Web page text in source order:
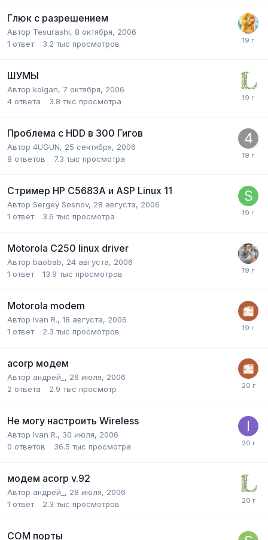
Глюк с разрешением
Автор Tesurashi, 8 октября, 2006
1 ответ 3.2 тыс просмотров
ШУМЫ
Автор kolgan, 7 октября, 2006
4 ответа 3.8 тыс просмотра
Проблема с HDD в 300 Гигов
Автор 4UGUN, 25 сентября, 2006
8 ответов 7.3 тыс просмотра
Стример HP C5683A и ASP Linux 11
Автор Sergey Sosnov, 28 августа, 2006
1 ответ 3.6 тыс просмотра
Motorola C250 linux driver
Автор baobab, 24 августа, 2006
1 ответ 13.9 тыс просмотров
Motorola modem
Автор Ivan R., 18 августа, 2006
1 ответ 2.3 тыс просмотров
acorp модем
Автор андрей_ , 26 июля, 2006
2 ответа 2.9 тыс просмотр
Не могу настроить Wireless
Автор Ivan R., 30 июля, 2006
0 ответов 36.5 тыс просмотра
модем acorp v.92
Автор андрей_ , 28 июля, 2006
1 ответ 2.3 тыс просмотров
COM порты